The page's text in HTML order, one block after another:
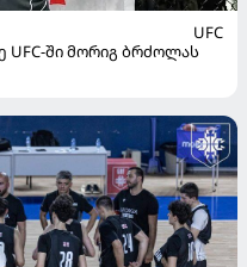
UFC
UFC-ში მორიგ ბრძოლას